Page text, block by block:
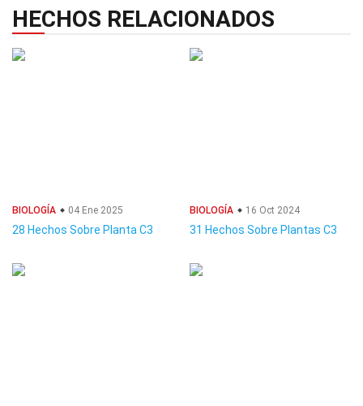
HECHOS RELACIONADOS
BIOLOGÍA 04 Ene 2025
28 Hechos Sobre Planta C3
BIOLOGÍA 16 Oct 2024
31 Hechos Sobre Plantas C3